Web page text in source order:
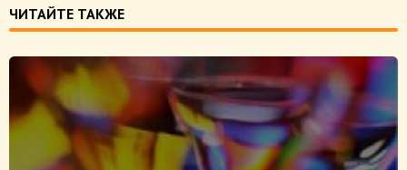
ЧИТАЙТЕ ТАКЖЕ